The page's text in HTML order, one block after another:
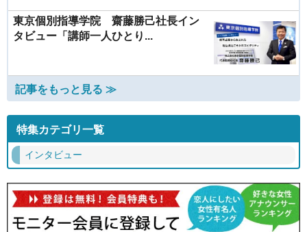
東京個別指導学院 齋藤勝己社長イン
タビュー「講師一人ひとり...
記事をもっと見る ≫
特集カテゴリ一覧
インタビュー